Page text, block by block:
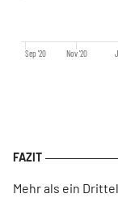
Sep '20 Nov '20
Mehr als ein